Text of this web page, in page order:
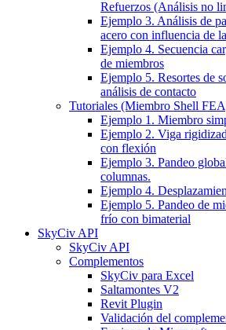
Refuerzos (Análisis no
Ejemplo 3. Análisis de
acero con influencia de
Ejemplo 4. Secuencia
de miembros
Ejemplo 5. Resortes de
análisis de contacto
Tutoriales (Miembro Shell
Ejemplo 1. Miembro
Ejemplo 2. Viga
con flexión
Ejemplo 3. Pandeo
columnas.
Ejemplo 4.
Ejemplo 5. Pandeo de
frío con bimaterial
SkyCiv API
SkyCiv API
Complementos
SkyCiv para Excel
Saltamontes V2
Revit Plugin
Validación del